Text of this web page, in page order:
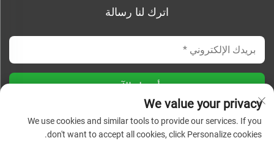
اترك لنا رسالة
أرسل الآن
حقوق النسخ © شركة شاندونغ ليشينغ للتصنيع الميكانيكي المحدودة.
We value your privacy
We use cookies and similar tools to provide our services. If you
don't want to accept all cookies, click Personalize cookies.